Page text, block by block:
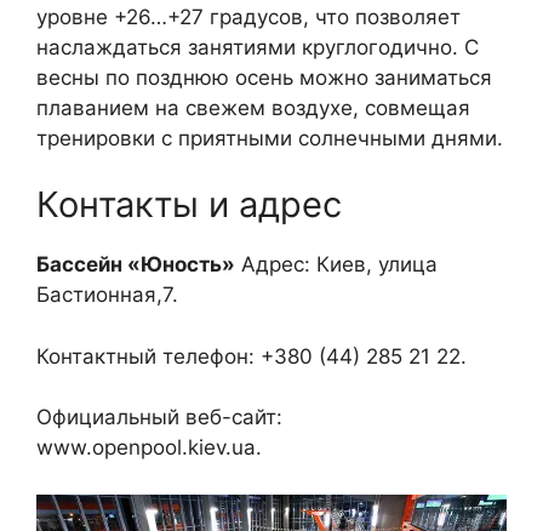
уровне +26…+27 градусов, что позволяет
наслаждаться занятиями круглогодично. С
весны по позднюю осень можно заниматься
плаванием на свежем воздухе, совмещая
тренировки с приятными солнечными днями.
Контакты и адрес
Бассейн «Юность» Адрес: Киев, улица
Бастионная,7.
Контактный телефон: +380 (44) 285 21 22.
Официальный веб-сайт:
www.openpool.kiev.ua.